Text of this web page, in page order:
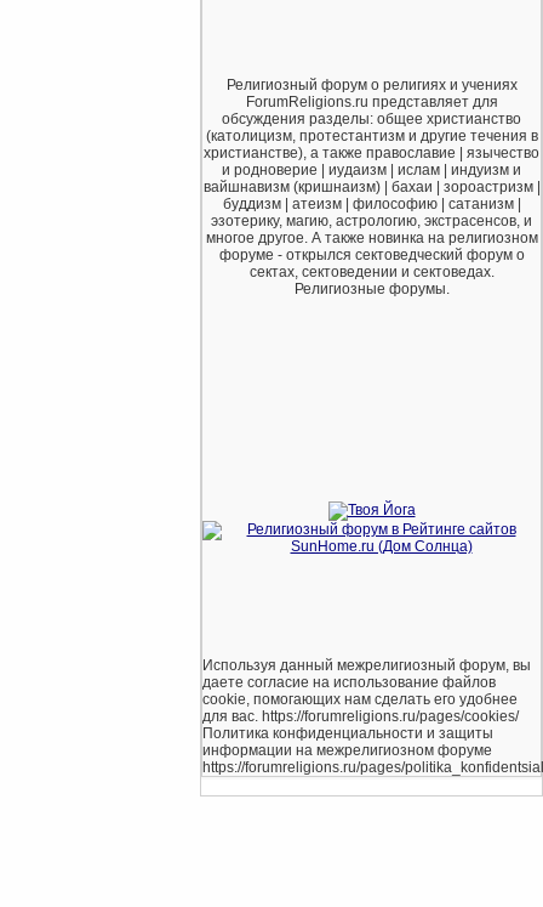
Религиозный форум о религиях и учениях
ForumReligions.ru представляет для
обсуждения разделы: общее христианство
(католицизм, протестантизм и другие течения в
христианстве), а также православие | язычество
и родноверие | иудаизм | ислам | индуизм и
вайшнавизм (кришнаизм) | бахаи | зороастризм |
буддизм | атеизм | философию | сатанизм |
эзотерику, магию, астрологию, экстрасенсов, и
многое другое. А также новинка на религиозном
форуме - открылся сектоведческий форум о
сектах, сектоведении и сектоведах.
Религиозные форумы.
Используя данный межрелигиозный форум, вы
даете согласие на использование файлов
cookie, помогающих нам сделать его удобнее
для вас. https://forumreligions.ru/pages/cookies/
Политика конфиденциальности и защиты
информации на межрелигиозном форуме
https://forumreligions.ru/pages/